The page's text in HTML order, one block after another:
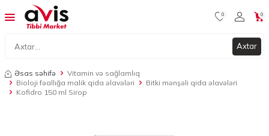
Axtar
0 0
Əsas səhifə
Vitamin və sağlamlıq
Bioloji fəallığa malik qida əlavələri
Bitki mənşəli qida əlavələri
Kofidro 150 ml Sirop